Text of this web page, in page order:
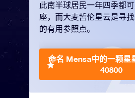
此南半球居民一年四季都
座，而大麦哲伦星云是寻
的有用参照点。
命名 Mensa中的一颗星
40800